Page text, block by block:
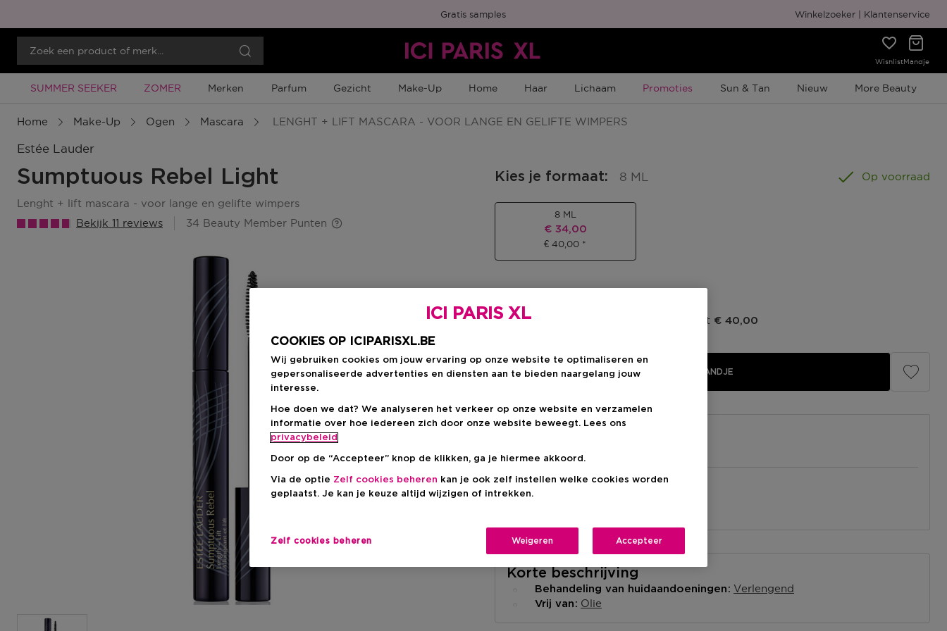
Gratis samples Gratis cadeauverpakking
Winkelzoeker Klantenservice
WishlistMandje
Tijdelijke Promotie
SUMMER SEEKER Tijdelijke Promotie
ZOMER Merken Parfum Gezicht Make-Up Home Haar Lichaam Tijdelijke Promotie
Promoties Sun & Tan Nieuw More Beauty
Home Make-Up Ogen Mascara LENGHT + LIFT MASCARA - VOOR LANGE EN GELIFTE WIMPERS
Estée Lauder
Sumptuous Rebel Light
lenght + lift mascara - voor lange en gelifte wimpers
Bekijk 11 reviews
34 Beauty Member Punten
Kies je formaat: 8 ML Op voorraad
8 ML
Kortingsprijs
€ 34,00
€ 40,00
-15% Aanbevolen verkoopprijs fabrikant € 40,00
IN WINKELMANDJE
Ophalen in een winkel
Korte beschrijving
Behandeling van huidaandoeningen Verlengend
Vrij van Olie
ICI PARIS XL
COOKIES OP ICIPARISXL.BE
Wij gebruiken cookies om jouw ervaring op onze website te optimaliseren en
gepersonaliseerde advertenties en diensten aan te bieden naargelang jouw
interesse.
Hoe doen we dat? We analyseren het verkeer op onze website en verzamelen
informatie over hoe iedereen zich door onze website beweegt. Lees ons
privacybeleid
Door op de “Accepteer” knop de klikken, ga je hiermee akkoord.
Via de optie Zelf cookies beheren kan je ook zelf instellen welke cookies worden
geplaatst. Je kan je keuze altijd wijzigen of intrekken.
Zelf cookies beheren Weigeren Accepteer